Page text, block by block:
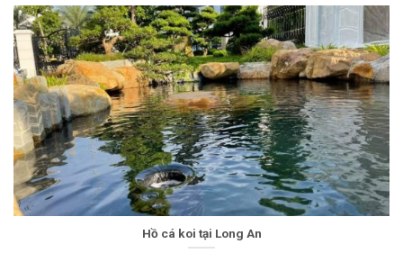
Hồ cá koi tại Long An